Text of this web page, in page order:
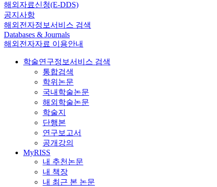
해외자료신청(E-DDS)
공지사항
해외전자정보서비스 검색
Databases & Journals
해외전자자료 이용안내
학술연구정보서비스 검색
통합검색
학위논문
국내학술논문
해외학술논문
학술지
단행본
연구보고서
공개강의
MyRISS
내 추천논문
내 책장
내 최근 본 논문